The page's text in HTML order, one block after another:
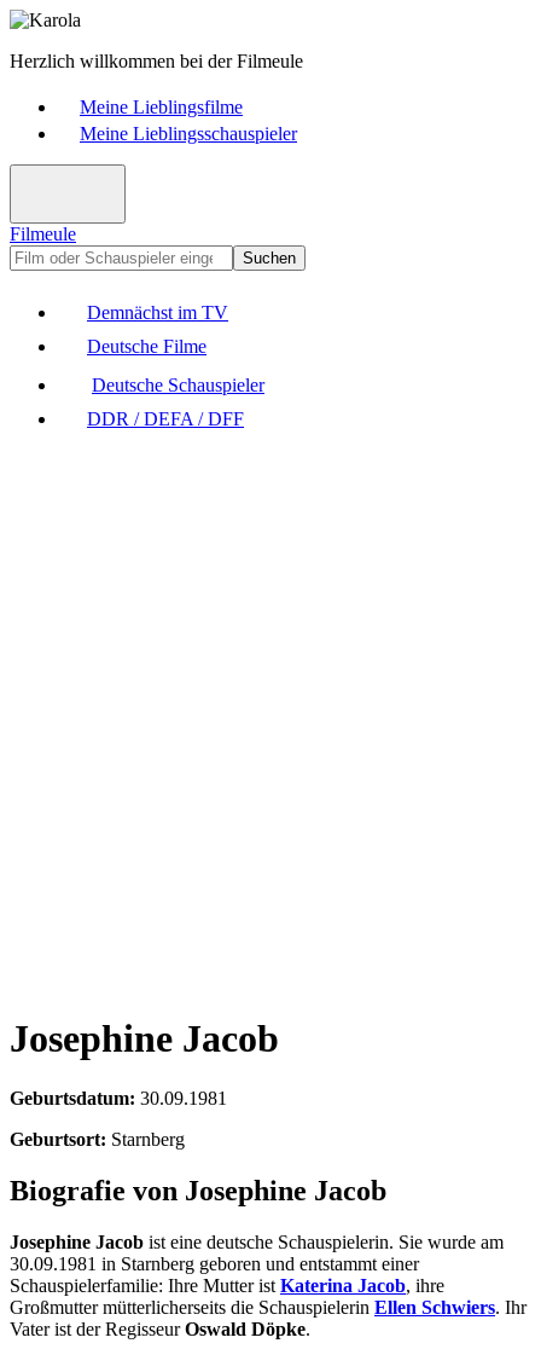
Herzlich willkommen bei der Filmeule
Meine Lieblingsfilme
Meine Lieblingsschauspieler
Filmeule
Suchen
Demnächst im TV
Deutsche Filme
Deutsche Schauspieler
DDR / DEFA / DFF
Josephine Jacob
Geburtsdatum: 30.09.1981
Geburtsort: Starnberg
Biografie von Josephine Jacob
Josephine Jacob ist eine deutsche Schauspielerin. Sie wurde am
30.09.1981 in Starnberg geboren und entstammt einer
Schauspielerfamilie: Ihre Mutter ist Katerina Jacob, ihre
Großmutter mütterlicherseits die Schauspielerin Ellen Schwiers. Ihr
Vater ist der RegisseurOswald Döpke.